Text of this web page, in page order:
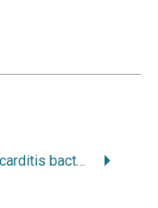
Endocarditis bacteriana y paradenciopatías